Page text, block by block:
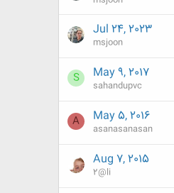
Jul 24, 2023
msjoon
May 9, 2017
sahandupvc
S
May 5, 2016
asanasanasan
A
Aug 7, 2015
2@li